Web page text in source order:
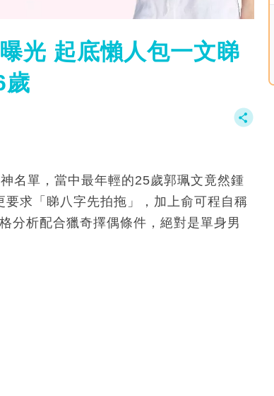
光 起底懶人包一文睇
歲
名單，當中最年輕的25歲郭珮文竟然鍾
求「睇八字先拍拖」，加上俞可程自稱
分析配合獵奇擇偶條件，絕對是單身男